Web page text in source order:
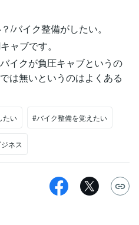
/バイク整備がしたい。
ャブです。
イクが負圧キャブというの
は無いというのはよくある
たい #バイク整備を覚えたい
ネス